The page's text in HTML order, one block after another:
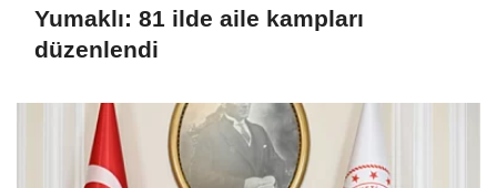
Yumaklı: 81 ilde aile kampları
düzenlendi